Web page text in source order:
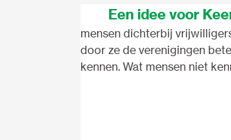
Een idee voor
mensen dichterbij
door ze de verenigingen
kennen. Wat mensen niet